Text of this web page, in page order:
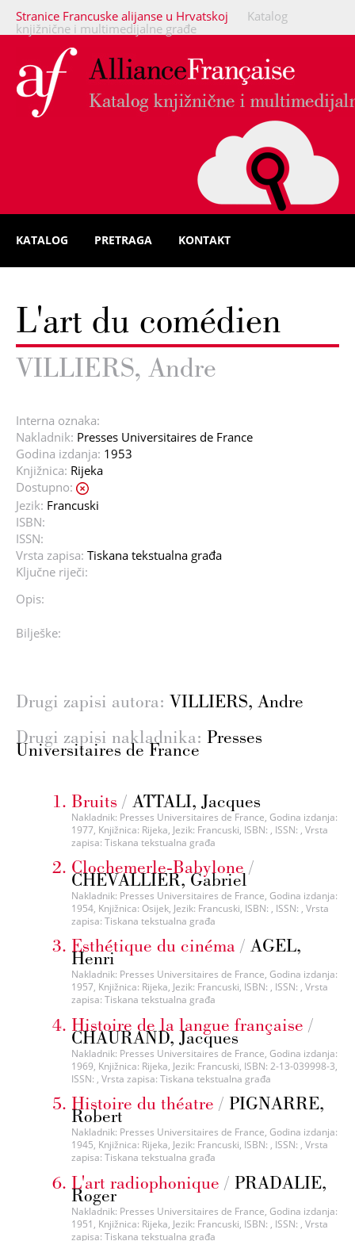
Stranice Francuske alijanse u Hrvatskoj
Katalog
knjižnične i multimedijalne građe
KATALOG PRETRAGA KONTAKT
L'art du comédien
VILLIERS, Andre
Interna oznaka:
Nakladnik: Presses Universitaires de France
Godina izdanja: 1953
Knjižnica: Rijeka
Dostupno:
Jezik: Francuski
ISBN:
ISSN:
Vrsta zapisa: Tiskana tekstualna građa
Ključne riječi:
Opis:
Bilješke:
Drugi zapisi autora: VILLIERS, Andre
Drugi zapisi nakladnika: Presses
Universitaires de France
Bruits / ATTALI, Jacques
Nakladnik: Presses Universitaires de France, Godina izdanja:
1977, Knjižnica: Rijeka, Jezik: Francuski, ISBN: , ISSN: , Vrsta
zapisa: Tiskana tekstualna građa
Clochemerle-Babylone /
CHEVALLIER, Gabriel
Nakladnik: Presses Universitaires de France, Godina izdanja:
1954, Knjižnica: Osijek, Jezik: Francuski, ISBN: , ISSN: , Vrsta
zapisa: Tiskana tekstualna građa
Esthétique du cinéma / AGEL,
Henri
Nakladnik: Presses Universitaires de France, Godina izdanja:
1957, Knjižnica: Rijeka, Jezik: Francuski, ISBN: , ISSN: , Vrsta
zapisa: Tiskana tekstualna građa
Histoire de la langue française /
CHAURAND, Jacques
Nakladnik: Presses Universitaires de France, Godina izdanja:
1969, Knjižnica: Rijeka, Jezik: Francuski, ISBN: 2-13-039998-3,
ISSN: , Vrsta zapisa: Tiskana tekstualna građa
Histoire du théatre / PIGNARRE,
Robert
Nakladnik: Presses Universitaires de France, Godina izdanja:
1945, Knjižnica: Rijeka, Jezik: Francuski, ISBN: , ISSN: , Vrsta
zapisa: Tiskana tekstualna građa
L'art radiophonique / PRADALIE,
Roger
Nakladnik: Presses Universitaires de France, Godina izdanja:
1951, Knjižnica: Rijeka, Jezik: Francuski, ISBN: , ISSN: , Vrsta
zapisa: Tiskana tekstualna građa